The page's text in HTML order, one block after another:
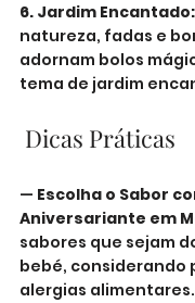
6. Jardim Encantado:
natureza, fadas e
adornam bolos
tema de jardim
Dicas Práticas
— Escolha o Sabor
Aniversariante em
sabores que sejam
bebé, considerando
alergias alimentares.